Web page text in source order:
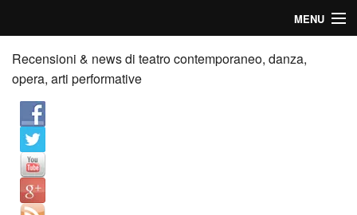
MENU
Home
Recensioni
Anticipazioni
News
Palazzi consiglia
Recensioni & news di teatro contemporaneo, danza,
opera, arti performative